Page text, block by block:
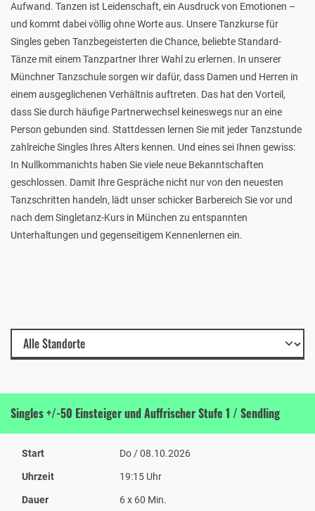
Aufwand. Tanzen ist Leidenschaft, ein Ausdruck von Emotionen –
und kommt dabei völlig ohne Worte aus. Unsere Tanzkurse für
Singles geben Tanzbegeisterten die Chance, beliebte Standard-
Tänze mit einem Tanzpartner Ihrer Wahl zu erlernen. In unserer
Münchner Tanzschule sorgen wir dafür, dass Damen und Herren in
einem ausgeglichenen Verhältnis auftreten. Das hat den Vorteil,
dass Sie durch häufige Partnerwechsel keineswegs nur an eine
Person gebunden sind. Stattdessen lernen Sie mit jeder Tanzstunde
zahlreiche Singles Ihres Alters kennen. Und eines sei Ihnen gewiss:
In Nullkommanichts haben Sie viele neue Bekanntschaften
geschlossen. Damit Ihre Gespräche nicht nur von den neuesten
Tanzschritten handeln, lädt unser schicker Barbereich Sie vor und
nach dem Singletanz-Kurs in München zu entspannten
Unterhaltungen und gegenseitigem Kennenlernen ein.
Singles +/-50 Einsteiger und Auffrischer Stufe 1 / Sendling
Start Do / 08.10.2026
Uhrzeit 19:15 Uhr
Dauer 6 x 60 Min.